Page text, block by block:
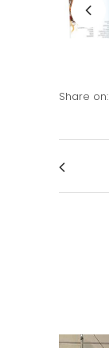
Share on: